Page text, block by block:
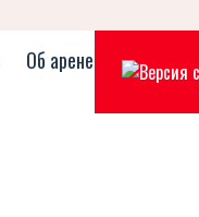
Об арене Контакты